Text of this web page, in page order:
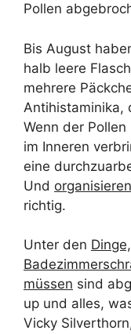
Pollen
Bis August
halb leere
mehrere
Antihistaminika,
Wenn der
im Inneren
eine
Und
richtig.
Unter den
müssen sind
up und alles,
Vicky